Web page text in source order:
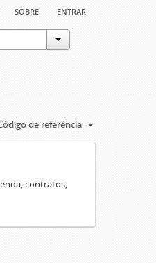
sobre entrar
de referência
contratos,